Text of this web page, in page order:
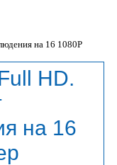
HD.
на 16